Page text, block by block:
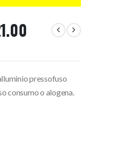
pressofuso
consumo o alogena.